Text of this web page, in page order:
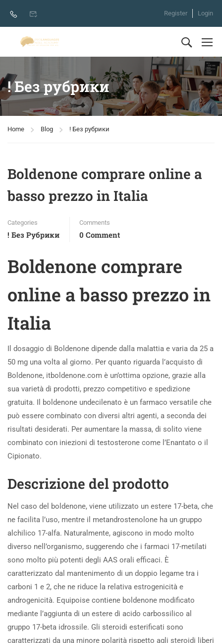
Register Login
! Без рубрики
Home Blog ! Без рубрики
Boldenone comprare online a
basso prezzo in Italia
Categories
! Без Рубрики
Comments
0 Comment
Boldenone comprare
online a basso prezzo in
Italia
Il dosaggio di Boldenone dipende dalla malattia e varia da 25 a
50 mg una volta al giorno. Per quanto riguarda l’acquisto di
Boldenone, itboldenone.com è un’ottima opzione, grazie alla
sua varietà di prodotti, prezzo competitivo e spedizione
gratuita. Il boldenone undecilenato è un farmaco versatile che
può essere combinato con diversi altri agenti, a seconda dei
risultati desiderati. Per aumentare la massa, di solito viene
combinato con iniezioni di testosterone come l’Enantato o il
Cipionato.
Descrizione del prodotto
Nel caso del boldenone, viene utilizzato un estere 17-beta, che
ne facilita l’uso, mentre il metandrostenolone ha un gruppo
alchilico 17-alfa. Naturalmente, agiscono in modo molto
diverso nell’organismo, suggerendo che i farmaci 17-metilati
sono molto più potenti degli AAS orali efficaci. È
caratterizzato dal mantenimento di un doppio legame tra i
carboni 1 e 2, che ne riduce la relativa estrogenicità e
androgenicità. Equipoise contiene boldenone modificato
mediante l’aggiunta di un estere di acido carbossilico al
gruppo 17-beta idrossile. Gli steroidi esterificati sono
caratterizzati da una minore polarità rispetto agli steroidi liberi